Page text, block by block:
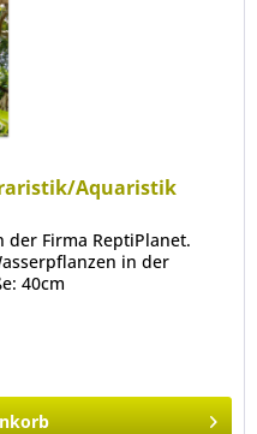
Aquaristik
der Firma ReptiPlanet.
in der
40cm